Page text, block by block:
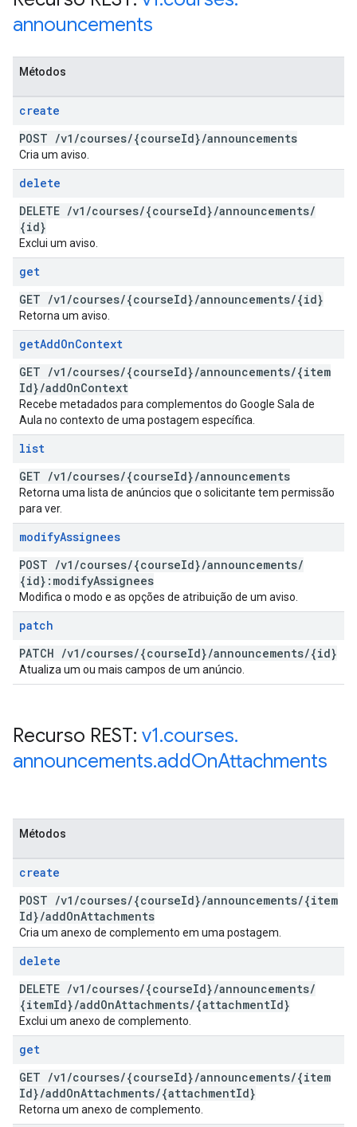
announcements
Métodos
create
POST /v1 /courses/{courseId}/announcements
Cria um aviso.
delete
DELETE /v1 /courses/{courseId}/announcements/
{id}
Exclui um aviso.
get
GET /v1 /courses/{courseId}/announcements/{id}
Retorna um aviso.
getAddOnContext
GET /v1 /courses/{courseId}/announcements/{item
Id}/addOnContext
Recebe metadados para complementos do Google Sala de
Aula no contexto de uma postagem específica.
list
GET /v1 /courses/{courseId}/announcements
Retorna uma lista de anúncios que o solicitante tem permissão
para ver.
modifyAssignees
POST /v1 /courses/{courseId}/announcements/
{id}:modifyAssignees
Modifica o modo e as opções de atribuição de um aviso.
patch
PATCH /v1 /courses/{courseId}/announcements/{id}
Atualiza um ou mais campos de um anúncio.
Recurso REST: v1.courses.
announcements.addOnAttachments
Métodos
create
POST /v1 /courses/{courseId}/announcements/{item
Id}/addOnAttachments
Cria um anexo de complemento em uma postagem.
delete
DELETE /v1 /courses/{courseId}/announcements/
{itemId}/addOnAttachments/{attachmentId}
Exclui um anexo de complemento.
get
GET /v1 /courses/{courseId}/announcements/{item
Id}/addOnAttachments/{attachmentId}
Retorna um anexo de complemento.